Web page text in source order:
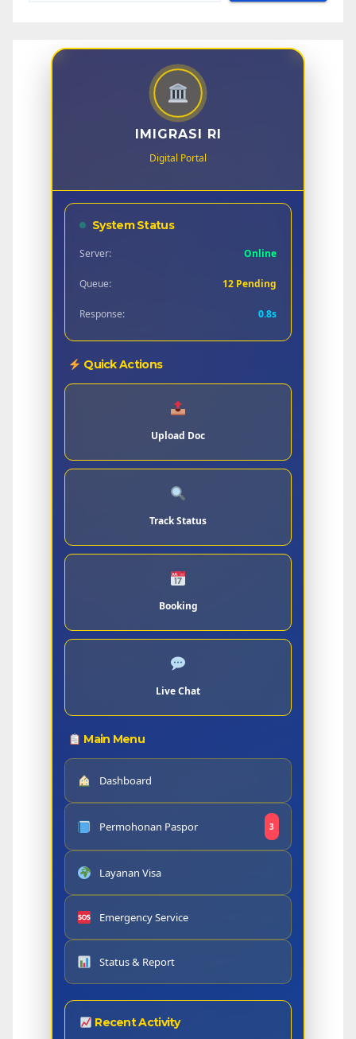
IMIGRASI RI
Digital Portal
System Status
Server: Online
Queue: 12 Pending
Response: 0.8s
Quick Actions
Upload Doc
Track Status
Booking
Live Chat
Main Menu
Dashboard
Permohonan Paspor 3
Layanan Visa
Emergency Service
Status & Report
Recent Activity